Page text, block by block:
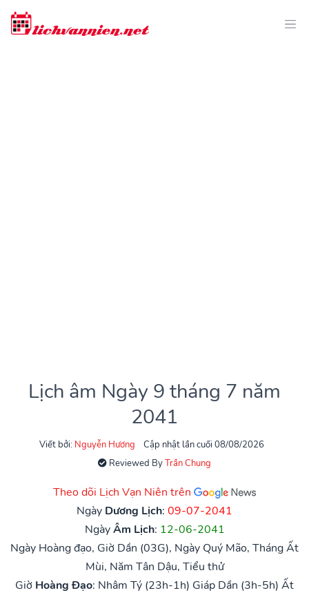
Lịch âm Ngày 9 tháng 7 năm
2041
Viết bởi: Nguyễn Hương
Cập nhật lần cuối 08/08/2026
Reviewed ByTrần Chung
Theo dõi Lịch Vạn Niên trên
Ngày Dương Lịch: 09-07-2041
NgàyÂm Lịch: 12-06-2041
Ngày Hoàng đạo, Giờ Dần (03G), Ngày Quý Mão, Tháng Ất
Mùi, Năm Tân Dậu, Tiểu thử
Giờ Hoàng Đạo: Nhâm Tý (23h-1h) Giáp Dần (3h-5h) Ất